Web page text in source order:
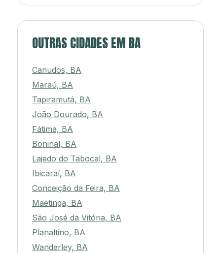
OUTRAS CIDADES EM BA
Canudos, BA
Maraú, BA
Tapiramutá, BA
João Dourado, BA
Fátima, BA
Boninal, BA
Lajedo do Tabocal, BA
Ibicaraí, BA
Conceição da Feira, BA
Maetinga, BA
São José da Vitória, BA
Planaltino, BA
Wanderley, BA